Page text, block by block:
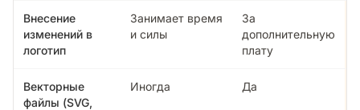
Внесение
изменений в
логотип
Занимает время
и силы
За
дополнительную
плату
Векторные
файлы (SVG,
Иногда Да